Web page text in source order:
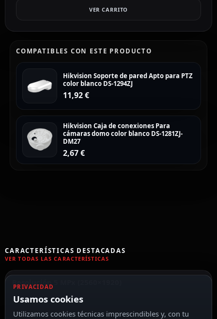
VER CARRITO
COMPATIBLES CON ESTE PRODUCTO
Hikvision Soporte de pared Apto para PTZ
color blanco DS-1294ZJ
11,92€
Hikvision Caja de conexiones Para
cámaras domo color blanco DS-1281ZJ-
DM27
2,67€
CARACTERÍSTICAS DESTACADAS
VER TODAS LAS CARACTERÍSTICAS
Resolución 5 MPx (2560×1920)
PRIVACIDAD
Usamos cookies
Utilizamos cookies técnicas imprescindibles y, con tu